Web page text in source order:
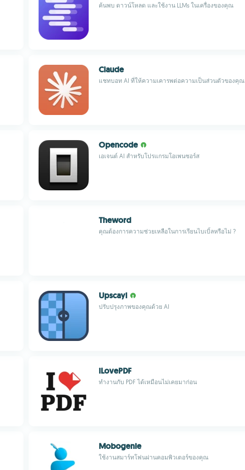
ค้นพบ ดาวน์โหลด และใช้งาน LLMs ในเครื่องของคุณ
Claude
แชทบอท AI ที่ให้ความเคารพต่อความเป็นส่วนตัวของคุณ
Opencode
เอเจนต์ AI สำหรับโปรแกรมโอเพนซอร์ส
Theword
คุณต้องการความช่วยเหลือในการเรียนไบเบิ้ลหรือไม่ ?
Upscayl
ปรับปรุงภาพของคุณด้วย AI
iLovePDF
ทำงานกับ PDF ได้เหมือนไม่เคยมาก่อน
Mobogenie
ใช้งานสมาร์ทโฟนผ่านคอมพิวเตอร์ของคุณ